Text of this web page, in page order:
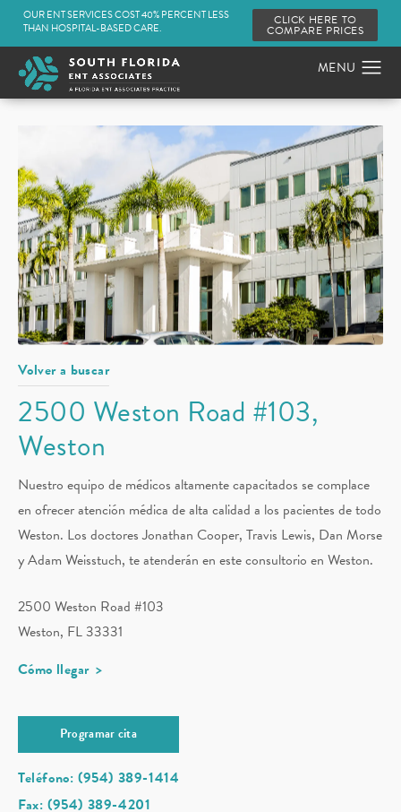
OUR ENT SERVICES COST 40% PERCENT LESS
THAN HOSPITAL-BASED CARE.
CLICK HERE TO
COMPARE PRICES
Volver a buscar
2500 Weston Road #103,
Weston
Nuestro equipo de médicos altamente capacitados se complace
en ofrecer atención médica de alta calidad a los pacientes de todo
Weston. Los doctores Jonathan Cooper, Travis Lewis, Dan Morse
y Adam Weisstuch, te atenderán en este consultorio en Weston.
2500 Weston Road #103
Weston, FL 33331
Cómo llegar
Programar cita
Teléfono: (954) 389-1414
Fax: (954) 389-4201